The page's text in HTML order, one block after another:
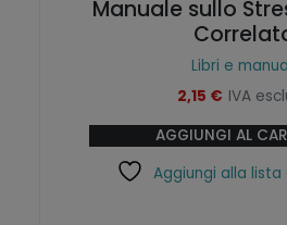
Manuale sullo
Libri e
2,15 € IVA
AGGIUNGI AL
Aggiungi alla lista